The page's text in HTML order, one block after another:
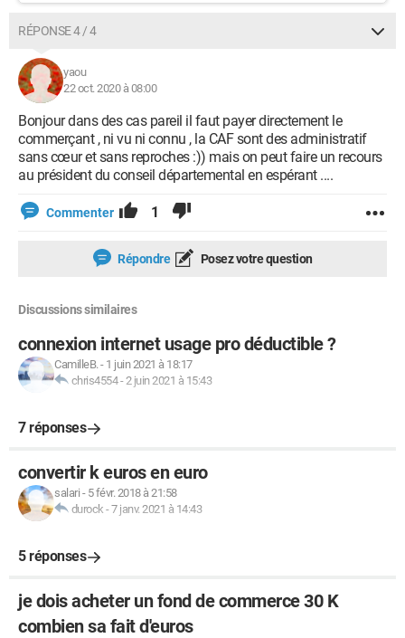
RÉPONSE 4 / 4
yaou
22 oct. 2020 à 08:00
Bonjour dans des cas pareil il faut payer directement le
commerçant , ni vu ni connu , la CAF sont des administratif
sans cœur et sans reproches :)) mais on peut faire un recours
au président du conseil départemental en espérant ....
Commenter 1
Répondre Posez votre question
Discussions similaires
connexion internet usage pro déductible ?
CamilleB.- 1 juin 2021 à 18:17
chris4554-2 juin 2021 à 15:43
7 réponses
convertir k euros en euro
salari - 5 févr. 2018 à 21:58
durock -7 janv. 2021 à 14:43
5 réponses
je dois acheter un fond de commerce 30 K
combien sa fait d'euros